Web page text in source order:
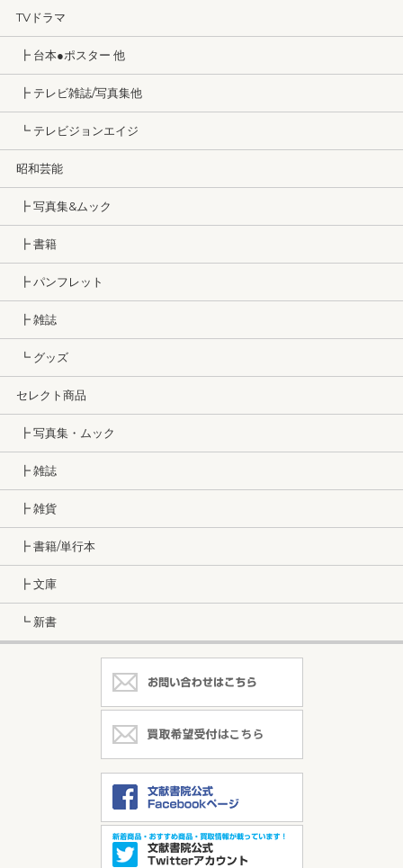
TVドラマ
┣ 台本●ポスター 他
┣ テレビ雑誌/写真集他
┗ テレビジョンエイジ
昭和芸能
┣ 写真集&ムック
┣ 書籍
┣ パンフレット
┣ 雑誌
┗ グッズ
セレクト商品
┣ 写真集・ムック
┣ 雑誌
┣ 雑貨
┣ 書籍/単行本
┣ 文庫
┗ 新書